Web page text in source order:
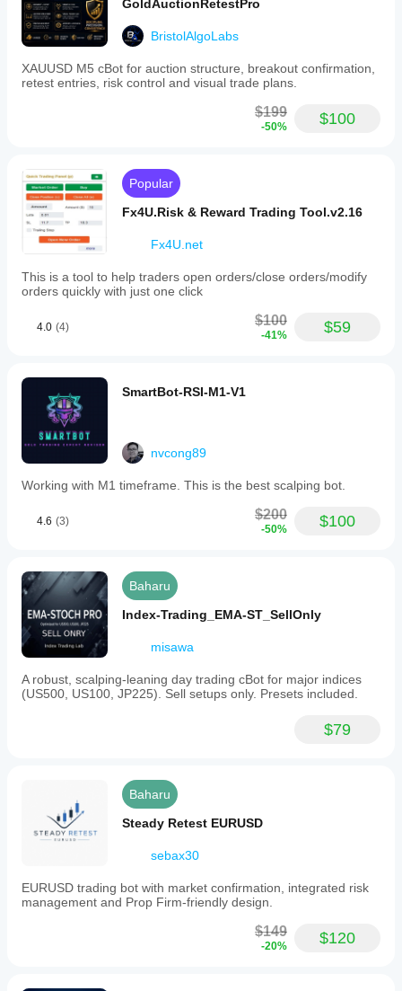
GoldAuctionRetestPro
BristolAlgoLabs
XAUUSD M5 cBot for auction structure, breakout confirmation,
retest entries, risk control and visual trade plans.
$199
-50% $100
Popular
Fx4U.Risk & Reward Trading Tool.v2.16
Fx4U.net
This is a tool to help traders open orders/close orders/modify
orders quickly with just one click
4.0 (4) $100
-41% $59
SmartBot-RSI-M1-V1
nvcong89
Working with M1 timeframe. This is the best scalping bot.
4.6 (3) $200
-50% $100
Baharu
Index-Trading_EMA-ST_SellOnly
misawa
A robust, scalping-leaning day trading cBot for major indices
(US500, US100, JP225). Sell setups only. Presets included.
$79
Baharu
Steady Retest EURUSD
sebax30
EURUSD trading bot with market confirmation, integrated risk
management and Prop Firm-friendly design.
$149
-20% $120